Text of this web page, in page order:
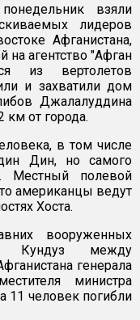
взяли
лидеров
Афганистана,
на агентство "Афган
из вертолетов
и захватили дом
Джалалуддина
км от города.
в том числе
Дин, но самого
Местный полевой
американцы ведут
Хоста.
вооруженных
Кундуз между
генерала
министра
11 человек погибли